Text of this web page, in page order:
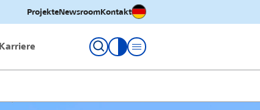
ProjekteNewsroomKontaktDeutsch
Karriere
Kontrastmodus umschalten